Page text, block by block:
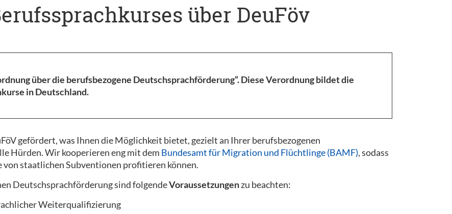
über DeuFöv
über die berufsbezogene Deutschsprachförderung“. Diese Verordnung bildet die
in Deutschland.
gefördert, was Ihnen die Möglichkeit bietet, gezielt an Ihrer berufsbezogenen
Hürden. Wir kooperieren eng mit dem Bundesamt für Migration und Flüchtlinge (BAMF), sodass
von staatlichen Subventionen profitieren können.
Deutschsprachförderung sind folgendeVoraussetzungenzu beachten:
Weiterqualifizierung